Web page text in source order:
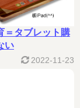
＝タブレット購
い
2022-11-23